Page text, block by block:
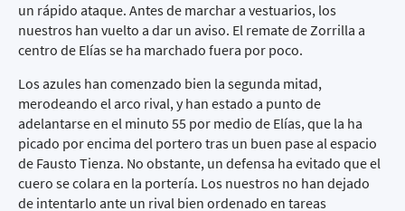
un rápido ataque. Antes de marchar a vestuarios, los
nuestros han vuelto a dar un aviso. El remate de Zorrilla a
centro de Elías se ha marchado fuera por poco.
Los azules han comenzado bien la segunda mitad,
merodeando el arco rival, y han estado a punto de
adelantarse en el minuto 55 por medio de Elías, que la ha
picado por encima del portero tras un buen pase al espacio
de Fausto Tienza. No obstante, un defensa ha evitado que el
cuero se colara en la portería. Los nuestros no han dejado
de intentarlo ante un rival bien ordenado en tareas